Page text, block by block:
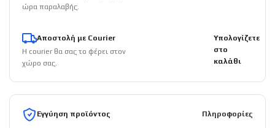
ώρα παραλαβής.
Αποστολή με Courier
Η courier θα σας το φέρει στον
χώρο σας.
Υπολογίζετε
στο
καλάθι
Εγγύηση προϊόντος Πληροφορίες